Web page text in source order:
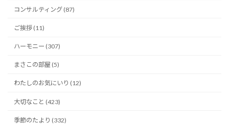
コンサルティング (87)
ご挨拶 (11)
ハーモニー (307)
まさこの部屋 (5)
わたしのお気にいり (12)
大切なこと (423)
季節のたより (332)